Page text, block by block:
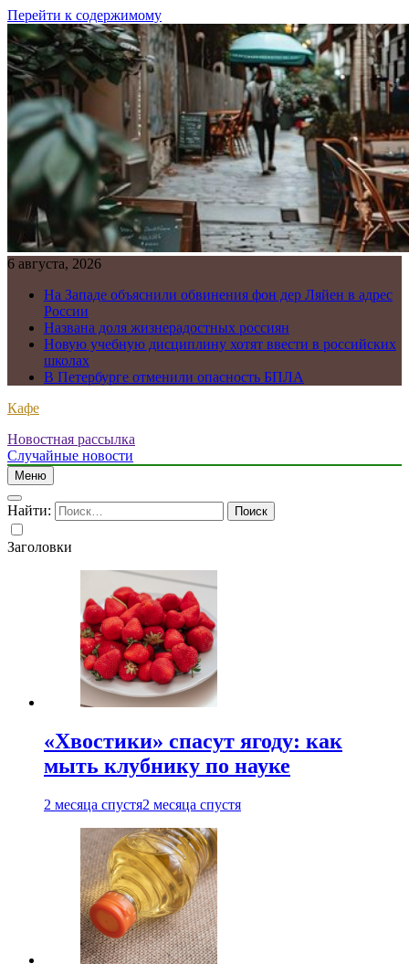
Перейти к содержимому
6 августа, 2026
На Западе объяснили обвинения фон дер Ляйен в адрес
России
Названа доля жизнерадостных россиян
Новую учебную дисциплину хотят ввести в российских
школах
В Петербурге отменили опасность БПЛА
Кафе
Новостная рассылка
Случайные новости
Меню
Найти:
Заголовки
«Хвостики» спасут ягоду: как
мыть клубнику по науке
2 месяца спустя2 месяца спустя